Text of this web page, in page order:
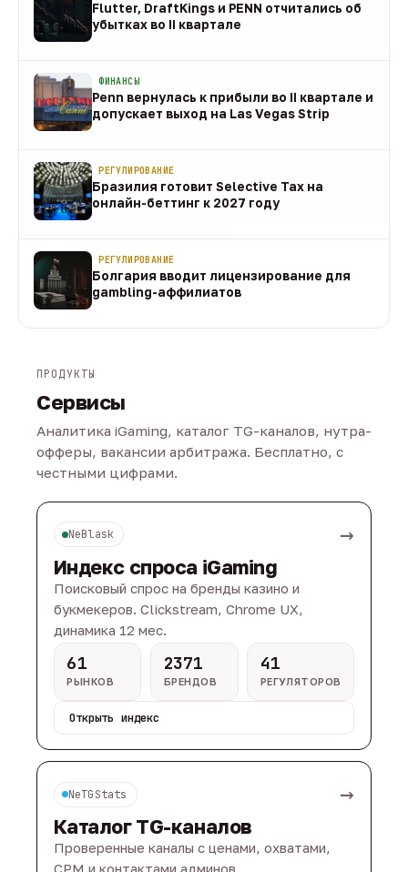
Flutter, DraftKings и PENN отчитались об
убытках во II квартале
ФИНАНСЫ
Penn вернулась к прибыли во II квартале и
допускает выход на Las Vegas Strip
РЕГУЛИРОВАНИЕ
Бразилия готовит Selective Tax на
онлайн-беттинг к 2027 году
РЕГУЛИРОВАНИЕ
Болгария вводит лицензирование для
gambling-аффилиатов
ПРОДУКТЫ
Сервисы
Аналитика iGaming, каталог TG-каналов, нутра-
офферы, вакансии арбитража. Бесплатно, с
честными цифрами.
NeBlask →
Индекс спроса iGaming
Поисковый спрос на бренды казино и
букмекеров. Clickstream, Chrome UX,
динамика 12 мес.
61
РЫНКОВ
2371
БРЕНДОВ
41
РЕГУЛЯТОРОВ
Открыть индекс
NeTGStats →
Каталог TG-каналов
Проверенные каналы с ценами, охватами,
CPM и контактами админов.